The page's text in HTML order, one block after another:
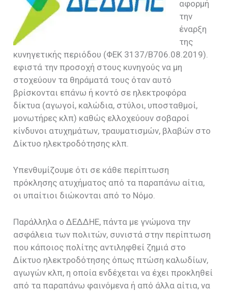
αφορμή
την
έναρξη
της
κυνηγετικής περιόδου (ΦΕΚ 3137/Β706.08.2019).
εφιστά την προσοχή στους κυνηγούς να μη
στοχεύουν τα θηράματά τους όταν αυτό
βρίσκονται επάνω ή κοντό σε ηλεκτροφόρα
δίκτυα (αγωγοί, καλώδια, στύλοι, υποσταθμοί,
μονωτήρες κλπ) καθώς ελλοχεύουν σοβαροί
κίνδυνοι ατυχημάτων, τραυματισμών, βλαβών στο
Δίκτυο ηλεκτροδότησης κλπ.
Υπενθυμίζουμε ότι σε κάθε περίπτωση
πρόκλησης ατυχήματος από τα παραπάνω αίτια,
οι υπαίτιοι διώκονται από το Νόμο.
Παράλληλα ο ΔΕΔΔΗΕ, πάντα με γνώμονα την
ασφάλεια των πολιτών, συνιστά στην περίπτωση
που κάποιος πολίτης αντιληφθεί ζημιά στο
Δίκτυο ηλεκτροδότησης όπως πτώση καλωδίων,
αγωγών κλπ, η οποία ενδέχεται να έχει προκληθεί
από τα παραπάνω φαινόμενα ή από άλλα αίτια, να